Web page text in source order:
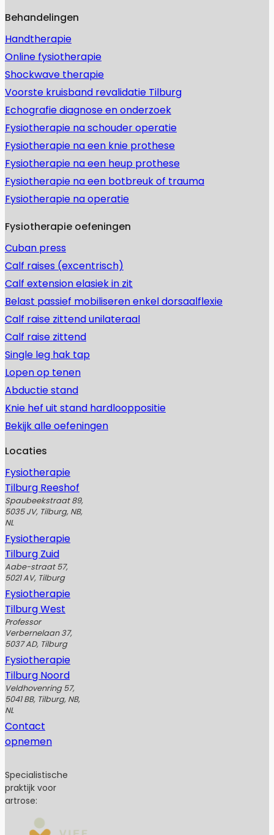
Behandelingen
Handtherapie
Online fysiotherapie
Shockwave therapie
Voorste kruisband revalidatie Tilburg
Echografie diagnose en onderzoek
Fysiotherapie na schouder operatie
Fysiotherapie na een knie prothese
Fysiotherapie na een heup prothese
Fysiotherapie na een botbreuk of trauma
Fysiotherapie na operatie
Fysiotherapie oefeningen
Cuban press
Calf raises (excentrisch)
Calf extension elasiek in zit
Belast passief mobiliseren enkel dorsaalflexie
Calf raise zittend unilateraal
Calf raise zittend
Single leg hak tap
Lopen op tenen
Abductie stand
Knie hef uit stand hardlooppositie
Bekijk alle oefeningen
Locaties
Fysiotherapie
Tilburg Reeshof
Spaubeekstraat 89,
5035 JV, Tilburg, NB,
NL
Fysiotherapie
Tilburg Zuid
Aabe-straat 57,
5021 AV, Tilburg
Fysiotherapie
Tilburg West
Professor
Verbernelaan 37,
5037 AD, Tilburg
Fysiotherapie
Tilburg Noord
Veldhovenring 57,
5041 BB, Tilburg, NB,
NL
Contact
opnemen
Specialistische
praktijk voor
artrose: